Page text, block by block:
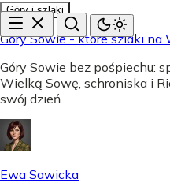
Góry i szlaki
Góry Sowie - które szlaki na
Góry Sowie bez pośpiechu:
Wielką Sowę, schroniska i
swój dzień.
Ewa Sawicka